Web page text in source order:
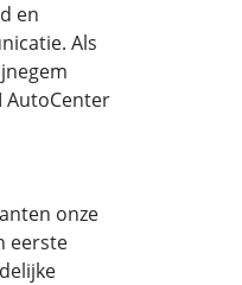
en
Als
AutoCenter
onze
eerste